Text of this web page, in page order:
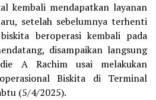
kembali mendapatkan layanan
setelah sebelumnya terhenti
beroperasi kembali pada
disampaikan langsung
A Rachim usai melakukan
Biskita di Terminal
(5/4/2025).